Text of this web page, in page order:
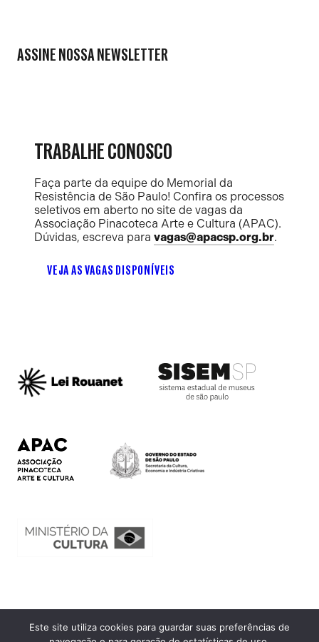
ASSINE NOSSA NEWSLETTER
TRABALHE CONOSCO
Faça parte da equipe do Memorial da
Resistência de São Paulo! Confira os processos
seletivos em aberto no site de vagas da
Associação Pinacoteca Arte e Cultura (APAC).
Dúvidas, escreva para vagas@apacsp.org.br.
VEJA AS VAGAS DISPONÍVEIS
Ouvidoria
Este site utiliza cookies para guardar suas preferências de